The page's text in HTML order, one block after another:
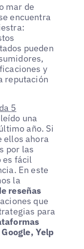
mar de
encuentra
pueden
y
reputación
5
una
año. Si
ellos ahora
por las
es fácil
En este
la
reseñas
que
para
Yelp